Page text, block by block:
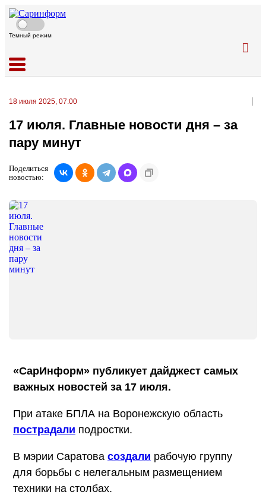
Темный режим
18 июля 2025, 07:00
17 июля. Главные новости дня – за
пару минут
Поделиться
новостью:
«СарИнформ» публикует дайджест самых
важных новостей за 17 июля.
При атаке БПЛА на Воронежскую область
пострадали подростки.
В мэрии Саратова создали рабочую группу
для борьбы с нелегальным размещением
техники на столбах.